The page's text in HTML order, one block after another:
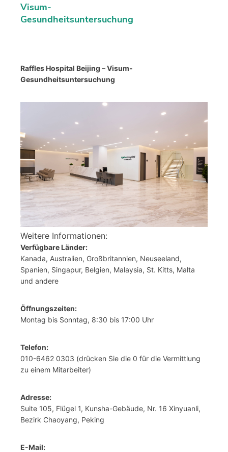
Visum-
Gesundheitsuntersuchung
Raffles Hospital Beijing – Visum-
Gesundheitsuntersuchung
Weitere Informationen:
Verfügbare Länder:
Kanada, Australien, Großbritannien, Neuseeland,
Spanien, Singapur, Belgien, Malaysia, St. Kitts, Malta
und andere
Öffnungszeiten:
Montag bis Sonntag, 8:30 bis 17:00 Uhr
Telefon:
010-6462 0303 (drücken Sie die 0 für die Vermittlung
zu einem Mitarbeiter)
Adresse:
Suite 105, Flügel 1, Kunsha-Gebäude, Nr. 16 Xinyuanli,
Bezirk Chaoyang, Peking
E-Mail: